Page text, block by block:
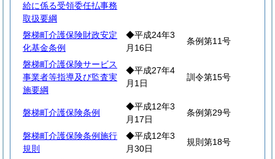
給に係る受領委任払事務
取扱要綱
磐梯町介護保険財政安定
化基金条例
◆平成24年3
月16日
条例第11号
磐梯町介護保険サービス
事業者等指導及び監査実
施要綱
◆平成27年4
月1日
訓令第15号
磐梯町介護保険条例
◆平成12年3
月17日
条例第29号
磐梯町介護保険条例施行
規則
◆平成12年3
月30日
規則第18号